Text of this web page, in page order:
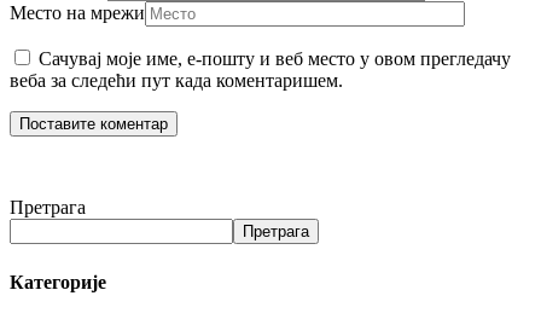
Место на мрежи
Сачувај моје име, е-пошту и веб место у овом прегледачу
веба за следећи пут када коментаришем.
Претрага
Претрага
Категорије